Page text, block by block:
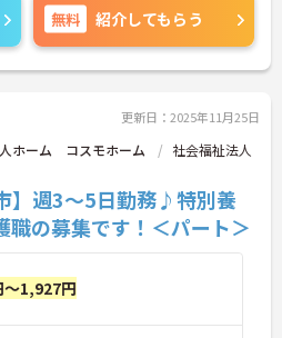
無料 紹介してもらう
更新日：2025年11月25日
ホーム コスモホーム
社会福祉法人
】週3～5日勤務♪特別養
職の募集です！＜パート＞
1,927円